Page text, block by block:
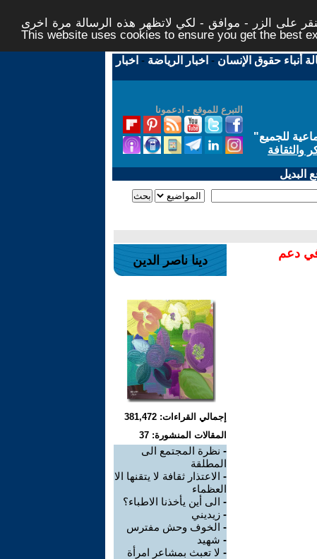
على الزر - موافق - لكي لاتظهر هذه الرسالة مرة اخرى -
This website uses cookies to ensure you get the best
أنباء حقوق الإنسان - اخبار الرياضة - اخبار
التبرع للموقع - ادعمونا
للجميع"
والثقافة
البديل
في دعم
دينا ناصر الدين
إجمالي القراءات: 381,472
المقالات المنشورة: 37
- نظرة المجتمع الى
المطلقة
- الاعتذار ثقافة لا يتقنها الا
العظماء
- الى أين يأخذنا الاطباء؟
- زيديني
- الخوف وحش مفترس
- شهيد
- لا تعبث بمشاعر امرأة